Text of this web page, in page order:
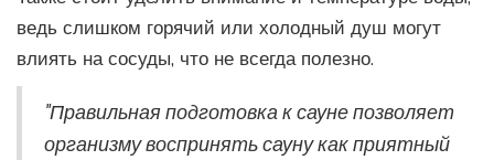
ведь слишком горячий или холодный душ могут
влиять на сосуды, что не всегда полезно.
"Правильная подготовка к сауне позволяет
организму воспринять сауну как приятный